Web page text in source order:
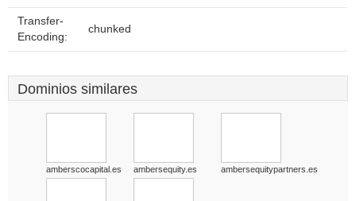
Transfer-
Encoding:
chunked
Dominios similares
amberscocapital.es ambersequity.es ambersequitypartners.es